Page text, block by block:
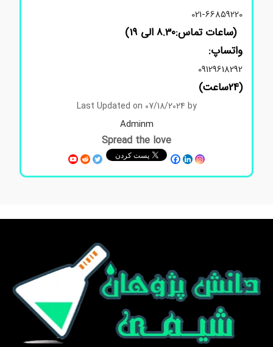
021-66859220
(ساعات تماس:8.30 الی 19)
واتساپ:
09129618292
Last Updated on 07/18/2024 by
Adminm
Spread the love